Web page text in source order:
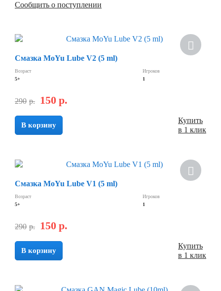
Сообщить о поступлении
Смазка MoYu Lube V2 (5 ml)
Возраст
5+
Игроков
1
290 р. 150 р.
В корзину
Купить
в 1 клик
Смазка MoYu Lube V1 (5 ml)
Возраст
5+
Игроков
1
290 р. 150 р.
В корзину
Купить
в 1 клик